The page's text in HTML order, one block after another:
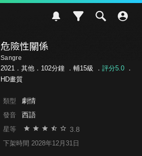
危險性關係
Sangre
2021．其他．102分鐘 ． 輔15級 ． 評分5.0．
HD畫質
類型 劇情
發音 西語
星等 3.8
下架時間 2028年12月31日